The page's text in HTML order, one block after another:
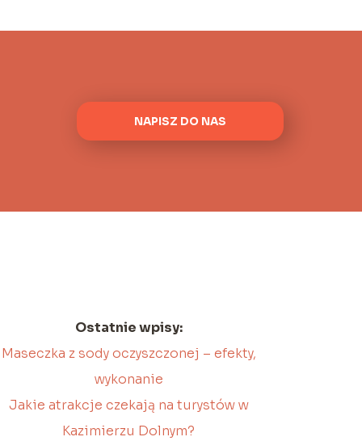
NAPISZ DO NAS
Ostatnie wpisy:
Maseczka z sody oczyszczonej – efekty,
wykonanie
Jakie atrakcje czekają na turystów w
Kazimierzu Dolnym?